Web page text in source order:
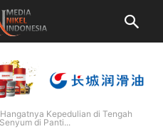
Hangatnya Kepedulian di Tengah
di Panti...